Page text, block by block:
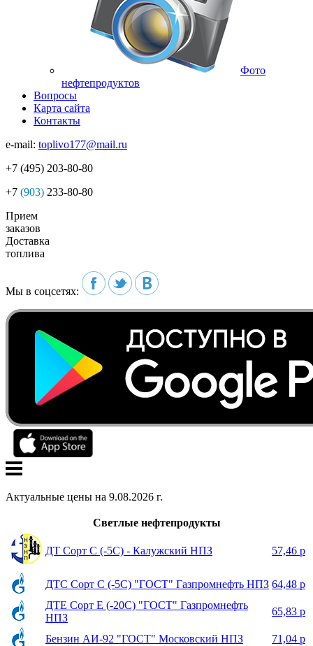
Фото
нефтепродуктов
Вопросы
Карта сайта
Контакты
e-mail: toplivo177@mail.ru
+7 (495) 203-80-80
+7 (903) 233-80-80
Прием
заказов
Доставка
топлива
Мы в соцсетях:
Актуальные цены на 9.08.2026 г.
Светлые нефтепродукты
ДТ Сорт С (-5С) - Калужский НПЗ 57,46 р
ДТС Сорт С (-5С) "ГОСТ" Газпромнефть НПЗ 64,48 р
ДТЕ Сорт Е (-20С) "ГОСТ" Газпромнефть
НПЗ
65,83 р
Бензин АИ-92 "ГОСТ" Московский НПЗ 71,04 р